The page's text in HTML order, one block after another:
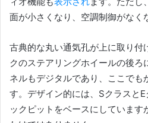
面が小さくなり、空調制御がなく
古典的な丸い通気孔が上に取り付
クのステアリングホイールの後
ネルもデジタルであり、ここでも
す。 デザイン的には、Sクラスと
ックピットをベースにしています